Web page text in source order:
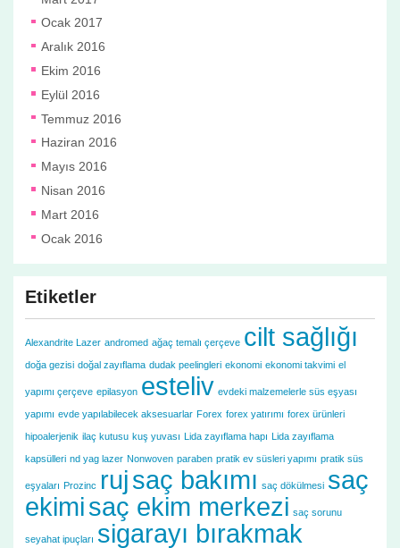
Ocak 2017
Aralık 2016
Ekim 2016
Eylül 2016
Temmuz 2016
Haziran 2016
Mayıs 2016
Nisan 2016
Mart 2016
Ocak 2016
Etiketler
Alexandrite Lazer andromed ağaç temalı çerçeve cilt sağlığı
doğa gezisi doğal zayıflama dudak peelingleri ekonomi ekonomi takvimi el
yapımı çerçeve epilasyon esteliv evdeki malzemelerle süs eşyası
yapımı evde yapılabilecek aksesuarlar Forex forex yatırımı forex ürünleri
hipoalerjenik ilaç kutusu kuş yuvası Lida zayıflama hapı Lida zayıflama
kapsülleri nd yag lazer Nonwoven paraben pratik ev süsleri yapımı pratik süs
eşyaları Prozinc rujsaç bakımı saç dökülmesi saç
ekimisaç ekim merkezi saç sorunu
seyahat ipuçları sigarayı bırakmak